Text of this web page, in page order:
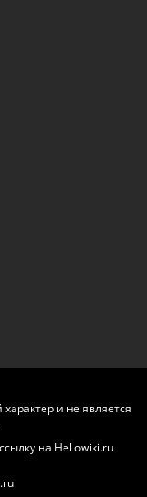
и не является
на Hellowiki.ru